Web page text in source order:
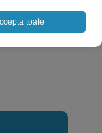
toate